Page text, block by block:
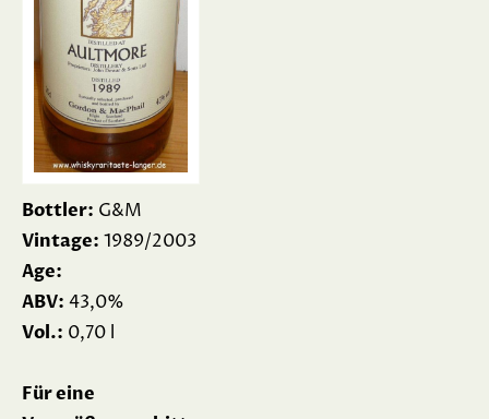
Bottler: G&M
Vintage: 1989/2003
Age:
ABV: 43,0%
Vol.: 0,70 l
Für eine